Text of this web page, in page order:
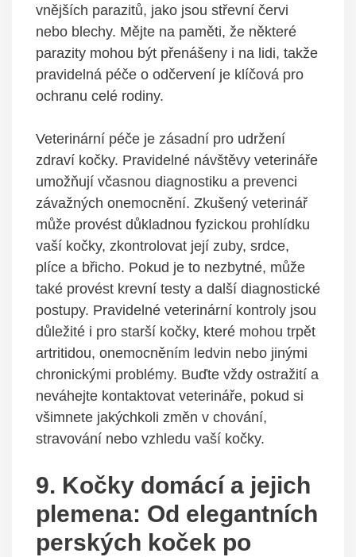
vnějších parazitů, jako jsou střevní červi
nebo blechy. Mějte na paměti, že některé
parazity mohou být přenášeny i na lidi, takže
pravidelná péče o odčervení je klíčová pro
ochranu celé rodiny.
Veterinární péče je zásadní pro udržení
zdraví kočky. Pravidelné návštěvy veterináře
umožňují včasnou diagnostiku a prevenci
závažných onemocnění. Zkušený veterinář
může provést důkladnou fyzickou prohlídku
vaší kočky, zkontrolovat její zuby, srdce,
plíce a břicho. Pokud je to nezbytné, může
také provést krevní testy a další diagnostické
postupy. Pravidelné veterinární kontroly jsou
důležité i pro starší kočky, které mohou trpět
artritidou, onemocněním ledvin nebo jinými
chronickými problémy. Buďte vždy ostražití a
neváhejte kontaktovat veterináře, pokud si
všimnete jakýchkoli změn v chování,
stravování nebo vzhledu vaší kočky.
9. Kočky domácí a jejich
plemena: Od elegantních
perských koček po